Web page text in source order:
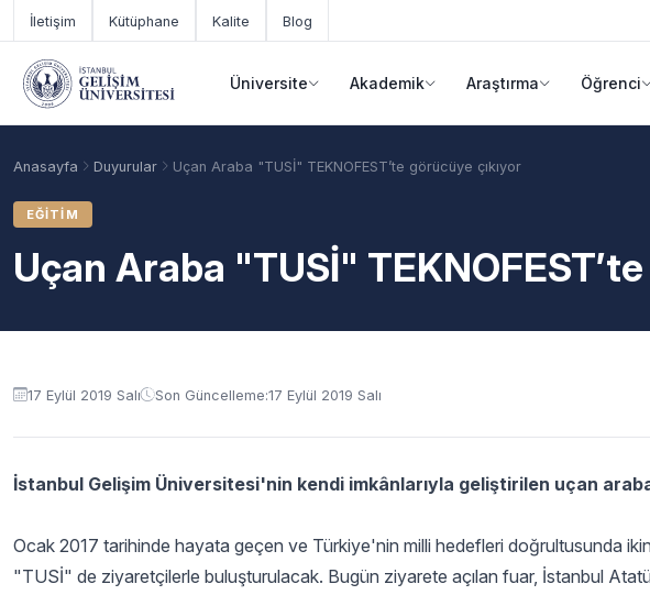
Ana içeriğe geç
İletişim Kütüphane Kalite Blog
Üniversite Akademik Araştırma Öğrenci
Anasayfa Duyurular Uçan Araba "TUSİ" TEKNOFEST’te görücüye çıkıyor
EĞITIM
Uçan Araba "TUSİ"
Duyuru içeriği
17 Eylül 2019 Salı Son Güncelleme:17 Eylül 2019 Salı
İstanbul Gelişim Üniversitesi'nin kendi imkânlarıyla geliştirilen uçan
Ocak 2017 tarihinde hayata geçen ve Türkiye'nin milli hedefleri doğrultusunda
"TUSİ" de ziyaretçilerle buluşturulacak. Bugün ziyarete açılan fuar, İstanbul